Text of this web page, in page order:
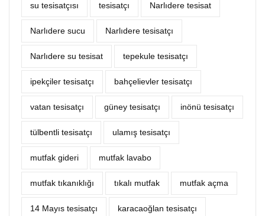
su tesisatçısı tesisatçı Narlıdere tesisat
Narlıdere sucu Narlıdere tesisatçı
Narlıdere su tesisat tepekule tesisatçı
ipekçiler tesisatçı bahçelievler tesisatçı
vatan tesisatçı güney tesisatçı inönü tesisatçı
tülbentli tesisatçı ulamış tesisatçı
mutfak gideri mutfak lavabo
mutfak tıkanıklığı tıkalı mutfak mutfak açma
14 Mayıs tesisatçı karacaoğlan tesisatçı